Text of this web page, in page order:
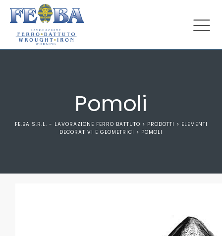
Pomoli
FE.BA S.R.L. - LAVORAZIONE FERRO BATTUTO > PRODOTTI > ELEMENTI
DECORATIVI E GEOMETRICI > POMOLI